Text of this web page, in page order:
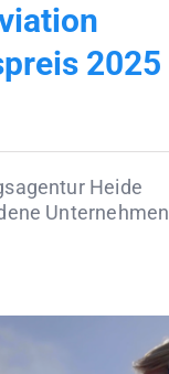
2025
Heide
Unternehmen